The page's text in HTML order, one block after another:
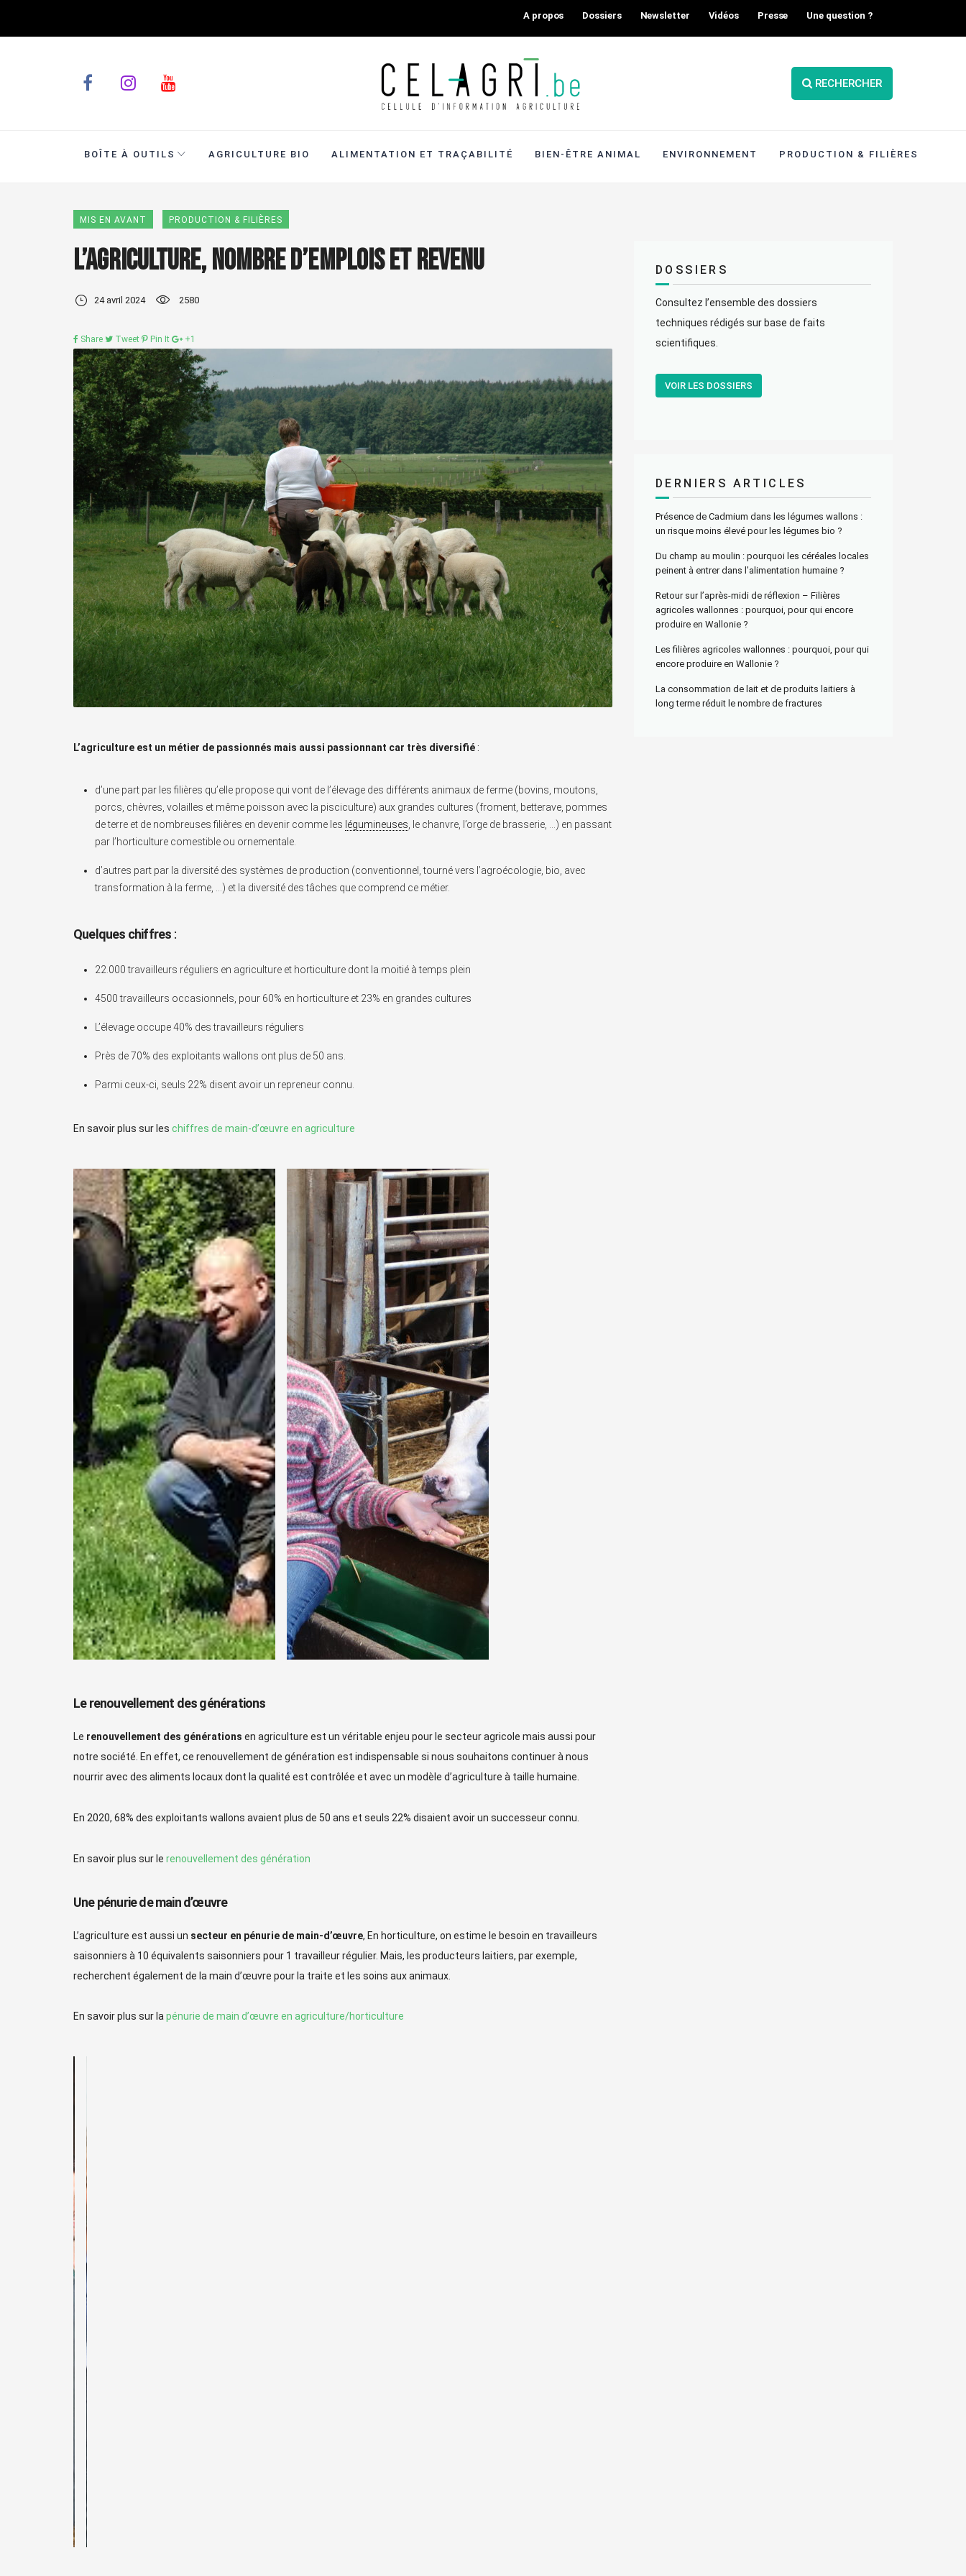
A propos Dossiers Newsletter Vidéos Presse Une question ?
RECHERCHER
BOÎTE À OUTILS AGRICULTURE BIO ALIMENTATION ET TRAÇABILITÉ BIEN-ÊTRE ANIMAL ENVIRONNEMENT PRODUCTION & FILIÈRES
MIS EN AVANT PRODUCTION & FILIÈRES
L’agriculture, nombre d’emplois et revenu
24 avril 2024 2580
Share Tweet Pin It +1
L’agriculture est un métier de passionnés mais aussi passionnant car très diversifié:
d’une part par les filières qu’elle propose qui vont de l’élevage des différents animaux de ferme (bovins, moutons,
porcs, chèvres, volailles et même poisson avec la pisciculture) aux grandes cultures (froment, betterave, pommes
de terre et de nombreuses filières en devenir comme les légumineuses, le chanvre, l’orge de brasserie, …) en passant
par l’horticulture comestible ou ornementale.
d’autres part par la diversité des systèmes de production (conventionnel, tourné vers l’agroécologie, bio, avec
transformation à la ferme, …) et la diversité des tâches que comprend ce métier.
Quelques chiffres :
22.000 travailleurs réguliers en agriculture et horticulture dont la moitié à temps plein
4500 travailleurs occasionnels, pour 60% en horticulture et 23% en grandes cultures
L’élevage occupe 40% des travailleurs réguliers
Près de 70% des exploitants wallons ont plus de 50 ans.
Parmi ceux-ci, seuls 22% disent avoir un repreneur connu.
En savoir plus sur les chiffres de main-d’œuvre en agriculture
Le renouvellement des générations
Le renouvellement des générations en agriculture est un véritable enjeu pour le secteur agricole mais aussi pour
notre société. En effet, ce renouvellement de génération est indispensable si nous souhaitons continuer à nous
nourrir avec des aliments locaux dont la qualité est contrôlée et avec un modèle d’agriculture à taille humaine.
En 2020, 68% des exploitants wallons avaient plus de 50 ans et seuls 22% disaient avoir un successeur connu.
En savoir plus sur le renouvellement des génération
Une pénurie de main d’œuvre
L’agriculture est aussi un secteur en pénurie de main-d’œuvre, En horticulture, on estime le besoin en travailleurs
saisonniers à 10 équivalents saisonniers pour 1 travailleur régulier. Mais, les producteurs laitiers, par exemple,
recherchent également de la main d’œuvre pour la traite et les soins aux animaux.
En savoir plus sur lapénurie de main d’œuvre en agriculture/horticulture
DOSSIERS
Consultez l’ensemble des dossiers
techniques rédigés sur base de faits
scientifiques.
VOIR LES DOSSIERS
DERNIERS ARTICLES
Présence de Cadmium dans les légumes wallons :
un risque moins élevé pour les légumes bio ?
Du champ au moulin : pourquoi les céréales locales
peinent à entrer dans l’alimentation humaine ?
Retour sur l’après-midi de réflexion – Filières
agricoles wallonnes : pourquoi, pour qui encore
produire en Wallonie ?
Les filières agricoles wallonnes : pourquoi, pour qui
encore produire en Wallonie ?
La consommation de lait et de produits laitiers à
long terme réduit le nombre de fractures